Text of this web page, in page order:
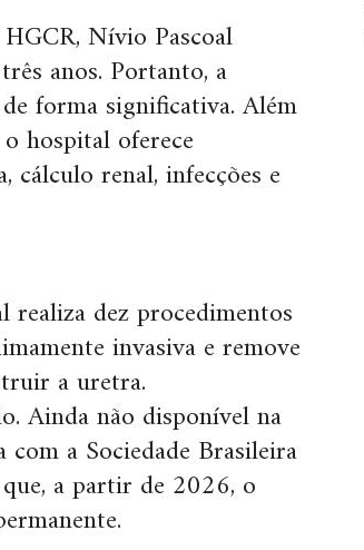
Nívio Pascoal
anos. Portanto, a
forma significativa. Além
hospital oferece
renal, infecções e
dez procedimentos
invasiva e remove
a uretra.
Ainda não disponível na
a Sociedade Brasileira
a partir de 2026, o